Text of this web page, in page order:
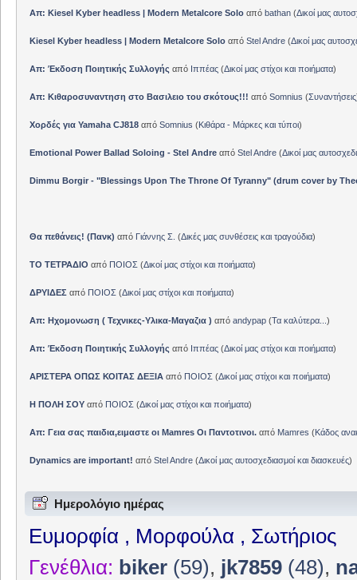
Απ: Kiesel Kyber headless | Modern Metalcore Solo από bathan(Δικοί μας
Kiesel Kyber headless | Modern Metalcore Solo από Stel Andre(Δικοί μας
Απ: Έκδοση Ποιητικής Συλλογής από Ιππέας(Δικοί μας στίχοι και ποιήματα)
Απ: Κιθαροσυναντηση στο Βασιλειο του σκότους!!! από Somnius (Συναντήσεις
Χορδές για Yamaha CJ818από Somnius (Κιθάρα - Μάρκες και τύποι)
Emotional Power Ballad Soloing - Stel Andreαπό Stel Andre(Δικοί μας
Dimmu Borgir - "Blessings Upon The Throne Of Tyranny" (drum cover by
Θα πεθάνεις! (Πανκ) από Γιάννης Σ. (Δικές μας συνθέσεις και τραγούδια)
ΤΟ ΤΕΤΡΑΔΙΟ από ΠΟΙΟΣ (Δικοί μας στίχοι και ποιήματα)
ΔΡΥΙΔΕΣ από ΠΟΙΟΣ (Δικοί μας στίχοι και ποιήματα)
Απ: Ηχομονωση ( Τεχνικες-Υλικα-Μαγαζια ) από andypap(Τα καλύτερα... )
Απ: Έκδοση Ποιητικής Συλλογής από Ιππέας(Δικοί μας στίχοι και ποιήματα)
ΑΡΙΣΤΕΡΑ ΟΠΩΣ ΚΟΙΤΑΣ ΔΕΞΙΑαπό ΠΟΙΟΣ (Δικοί μας στίχοι και ποιήματα)
Η ΠΟΛΗ ΣΟΥαπό ΠΟΙΟΣ (Δικοί μας στίχοι και ποιήματα)
Απ: Γεια σας παιδια,ειμαστε οι Mamres Οι Παντοτινοι.από Mamres (Κάδος
Dynamics are important! από Stel Andre(Δικοί μας αυτοσχεδιασμοί και διασκευές)
Ημερολόγιο ημέρας
Ευμορφία , Μορφούλα , Σωτήριος
Γενέθλια: biker (59), jk7859 (48),